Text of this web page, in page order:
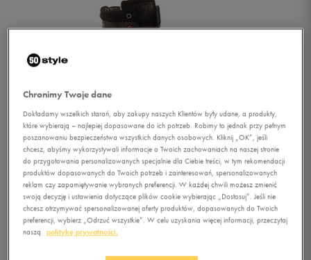
Chronimy Twoje dane
Dokładamy wszelkich starań, aby zakupy naszych Klientów były udane, a produkty,
które wybierają – najlepiej dopasowane do ich potrzeb. Robimy to jednak przy pełnym
poszanowaniu bezpieczeństwa wszystkich danych osobowych. Kliknij „OK”, jeśli
chcesz, abyśmy wykorzystywali informacje o Twoich zachowaniach na naszej stronie
do przygotowania personalizowanych specjalnie dla Ciebie treści, w tym rekomendacji
produktów dopasowanych do Twoich potrzeb i zainteresowań, spersonalizowanych
reklam czy zapamiętywanie wybranych preferencji. W każdej chwili możesz zmienić
swoją decyzję i ustawienia dotyczące plików cookie wybierając „Dostosuj”. Jeśli nie
chcesz otrzymywać spersonalizowanej oferty produktów, dopasowanych do Twoich
preferencji, wybierz „Odrzuć wszystkie”. W celu uzyskania więcej informacji, przeczytaj
naszą
politykę prywatności.